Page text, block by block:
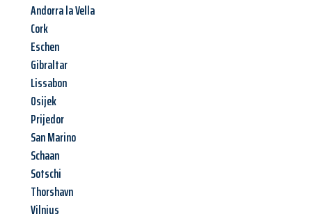
Andorra la Vella
Cork
Eschen
Gibraltar
Lissabon
Osijek
Prijedor
San Marino
Schaan
Sotschi
Thorshavn
Vilnius